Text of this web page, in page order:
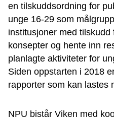
en tilskuddsordning for
unge 16-29 som
institusjoner med
konsepter og hente inn
planlagte aktiviteter for
Siden oppstarten i 2018
rapporter som kan lastes
NPU bistår Viken med